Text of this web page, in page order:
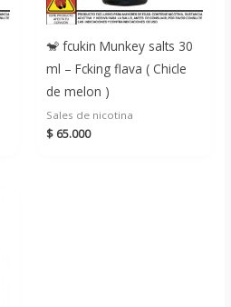
🐒 fcukin Munkey salts 30
ml – Fcking flava ( Chicle
de melon )
Sales de nicotina
$ 65.000